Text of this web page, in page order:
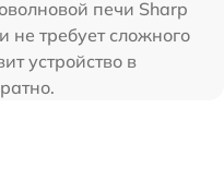
печи Sharp
не требует сложного
устройство в